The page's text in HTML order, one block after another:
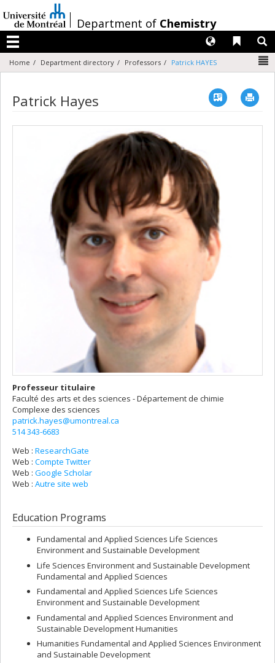
au
contenu
/Department of Chemistry
Menu
Liens
Langues
Home Department directory Professors Patrick HAYES
Patrick Hayes Vcard
Professeur titulaire
Faculté des arts et des sciences - Département de chimie
Complexe des sciences
patrick.hayes@umontreal.ca
514 343-6683
Web : ResearchGate
Web : Compte Twitter
Web : Google Scholar
Web : Autre site web
Education Programs
Fundamental and Applied Sciences Life Sciences
Environment and Sustainable Development
Life Sciences Environment and Sustainable Development
Fundamental and Applied Sciences
Fundamental and Applied Sciences Life Sciences
Environment and Sustainable Development
Fundamental and Applied Sciences Environment and
Sustainable Development Humanities
Humanities Fundamental and Applied Sciences Environment
and Sustainable Development